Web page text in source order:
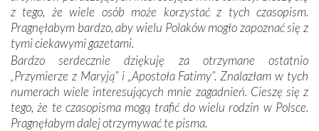
konieczności ciągłego zabiegania o własną duszę i o łaskę
Opatrzności. Wierność przynosi pomyślność –
przynajmniej w życiu duchowym. Odstępstwo owocuje
nieszczęściem i śmiercią. Te uniwersalne prawdy
przychodziły na myśl, gdy słuchaliśmy opowieści
przewodników o portugalskich monarchach i wodzach,
zwycięskich bitwach i nieszczęśliwych losach grzesznych
kochanków.
z tego, że wiele osób może korzystać z tych czasopism.
Pragnęłabym bardzo, aby wielu Polaków mogło zapoznać się z
tymi ciekawymi gazetami.
Bardzo serdecznie dziękuję za otrzymane ostatnio
„Przymierze z Maryją” i „Apostoła Fatimy”. Znalazłam w tych
numerach wiele interesujących mnie zagadnień. Cieszę się z
tego, że te czasopisma mogą trafić do wielu rodzin w Polsce.
Pragnęłabym dalej otrzymywać te pisma.